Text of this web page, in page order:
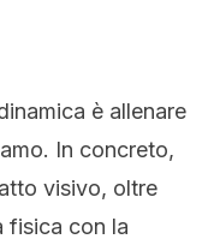
è allenare
In concreto,
visivo, oltre
fisica con la